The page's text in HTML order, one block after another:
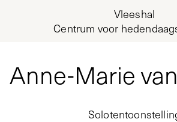
Vleeshal
Centrum voor
Anne-Marie